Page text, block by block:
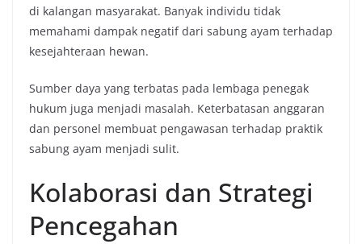
di kalangan masyarakat. Banyak individu tidak
memahami dampak negatif dari sabung ayam terhadap
kesejahteraan hewan.
Sumber daya yang terbatas pada lembaga penegak
hukum juga menjadi masalah. Keterbatasan anggaran
dan personel membuat pengawasan terhadap praktik
sabung ayam menjadi sulit.
Kolaborasi dan Strategi
Pencegahan